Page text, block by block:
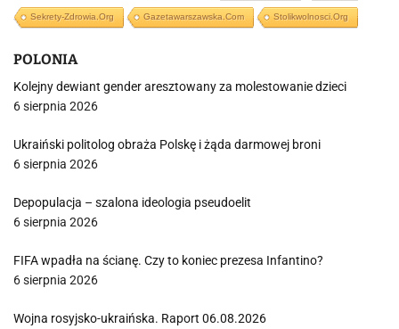
Sekrety-Zdrowia.org Gazetawarszawska.com Stolikwolnosci.org
POLONIA
Kolejny dewiant gender aresztowany za molestowanie dzieci
6 sierpnia 2026
Ukraiński politolog obraża Polskę i żąda darmowej broni
6 sierpnia 2026
Depopulacja – szalona ideologia pseudoelit
6 sierpnia 2026
FIFA wpadła na ścianę. Czy to koniec prezesa Infantino?
6 sierpnia 2026
Wojna rosyjsko-ukraińska. Raport 06.08.2026